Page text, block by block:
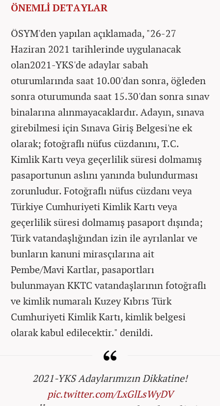
ÖNEMLİ DETAYLAR
ÖSYM'den yapılan açıklamada, "26-27
Haziran 2021 tarihlerinde uygulanacak
olan2021-YKS'de adaylar sabah
oturumlarında saat 10.00'dan sonra, öğleden
sonra oturumunda saat 15.30'dan sonra sınav
binalarına alınmayacaklardır. Adayın, sınava
girebilmesi için Sınava Giriş Belgesi'ne ek
olarak; fotoğraflı nüfus cüzdanını, T.C.
Kimlik Kartı veya geçerlilik süresi dolmamış
pasaportunun aslını yanında bulundurması
zorunludur. Fotoğraflı nüfus cüzdanı veya
Türkiye Cumhuriyeti Kimlik Kartı veya
geçerlilik süresi dolmamış pasaport dışında;
Türk vatandaşlığından izin ile ayrılanlar ve
bunların kanuni mirasçılarına ait
Pembe/Mavi Kartlar, pasaportları
bulunmayan KKTC vatandaşlarının fotoğraflı
ve kimlik numaralı Kuzey Kıbrıs Türk
Cumhuriyeti Kimlik Kartı, kimlik belgesi
olarak kabul edilecektir." denildi.
2021-YKS Adaylarımızın Dikkatine!
pic.twitter.com/LxGlLsWyDV